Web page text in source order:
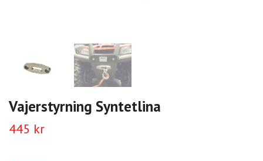
Vajerstyrning Syntetlina
445 kr